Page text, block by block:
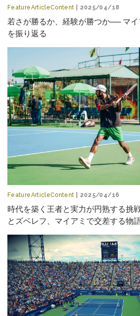
FeatureArticleContent | 2025/04/18
若さが勝るか、経験が勝つか── マ
を振り返る
FeatureArticleContent | 2025/04/16
時代を築く王者と実力が円熟する
とズベレフ、マイアミで交差する物